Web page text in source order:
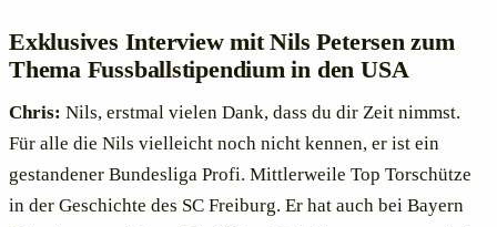
Exklusives Interview mit Nils Petersen zum
Thema Fussballstipendium in den USA
Chris: Nils, erstmal vielen Dank, dass du dir Zeit nimmst.
Für alle die Nils vielleicht noch nicht kennen, er ist ein
gestandener Bundesliga Profi. Mittlerweile Top Torschütze
in der Geschichte des SC Freiburg. Er hat auch bei Bayern